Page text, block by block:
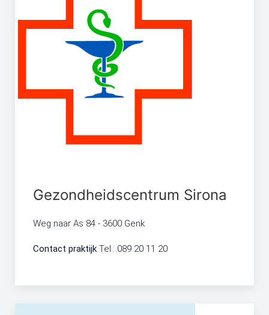
Gezondheidscentrum Sirona
Weg naar As 84 - 3600 Genk
Contact praktijk Tel.: 089 20 11 20